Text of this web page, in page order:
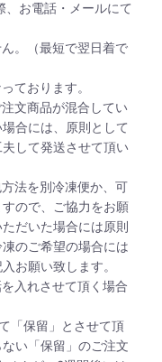
お電話・メールにて
。（最短で翌日着で
ております。
文商品が混合してい
合には、原則として
して発送させて頂い
法を別冷凍便か、可
ので、ご協力をお願
だいた場合には原則
のご希望の場合には
お願い致します。
入れさせて頂く場合
「保留」とさせて頂
い「保留」のご注文